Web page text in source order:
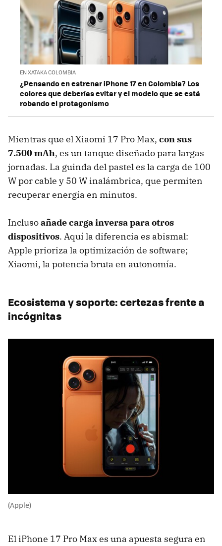
EN XATAKA COLOMBIA
¿Pensando en estrenar iPhone 17 en Colombia? Los
colores que deberías evitar y el modelo que se está
robando el protagonismo
Mientras que el Xiaomi 17 Pro Max, con sus
7.500 mAh, es un tanque diseñado para largas
jornadas. La guinda del pastel es la carga de 100
W por cable y 50 W inalámbrica, que permiten
recuperar energía en minutos.
Inclusoañade carga inversa para otros
dispositivos. Aquí la diferencia es abismal:
Apple prioriza la optimización de software;
Xiaomi, la potencia bruta en autonomía.
Ecosistema y soporte: certezas frente a
incógnitas
(Apple)
El iPhone 17 Pro Max es una apuesta segura en